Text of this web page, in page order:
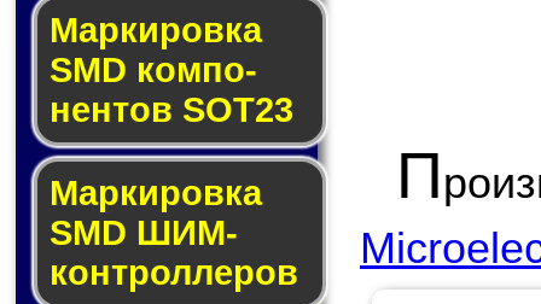
Маркировка
SMD ком­по­
нен­тов SOT23
Маркировка
SMD ШИМ-
кон­трол­ле­ров
П